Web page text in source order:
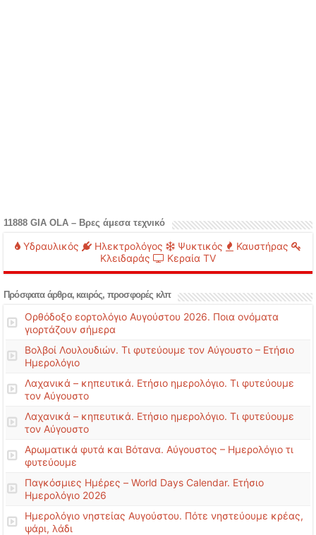
11888 GIA OLA – Βρες άμεσα τεχνικό
Υδραυλικός Ηλεκτρολόγος Ψυκτικός
Καυστήρας
Κλειδαράς
Κεραία TV
Πρόσφατα άρθρα, καιρός, προσφορές κλπ
Ορθόδοξο εορτολόγιο Αυγούστου 2026. Ποια ονόματα
γιορτάζουν σήμερα
Βολβοί Λουλουδιών. Τι φυτεύουμε τον Αύγουστο – Ετήσιο
Ημερολόγιο
Λαχανικά – κηπευτικά. Ετήσιο ημερολόγιο. Τι φυτεύουμε
τον Αύγουστο
Λαχανικά – κηπευτικά. Ετήσιο ημερολόγιο. Τι φυτεύουμε
τον Αύγουστο
Αρωματικά φυτά και Βότανα. Αύγουστος – Ημερολόγιο τι
φυτεύουμε
Παγκόσμιες Ημέρες – World Days Calendar. Ετήσιο
Ημερολόγιο 2026
Ημερολόγιο νηστείας Αυγούστου. Πότε νηστεύουμε κρέας,
ψάρι, λάδι